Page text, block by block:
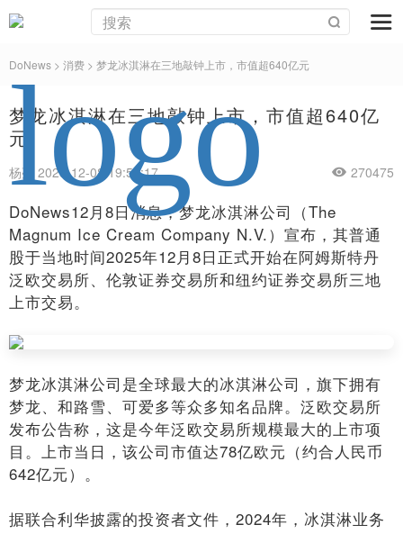
DoNews > 消费 > 梦龙冰淇淋在三地敲钟上市，市值超640亿元
梦龙冰淇淋在三地敲钟上市，市值超640亿
元
杨亮 2025-12-08 19:55:17 270475
DoNews12月8日消息，梦龙冰淇淋公司（The
Magnum Ice Cream Company N.V.）宣布，其普通
股于当地时间2025年12月8日正式开始在阿姆斯特丹
泛欧交易所、伦敦证券交易所和纽约证券交易所三地
上市交易。
梦龙冰淇淋公司是全球最大的冰淇淋公司，旗下拥有
梦龙、和路雪、可爱多等众多知名品牌。泛欧交易所
发布公告称，这是今年泛欧交易所规模最大的上市项
目。上市当日，该公司市值达78亿欧元（约合人民币
642亿元）。
据联合利华披露的投资者文件，2024年，冰淇淋业务